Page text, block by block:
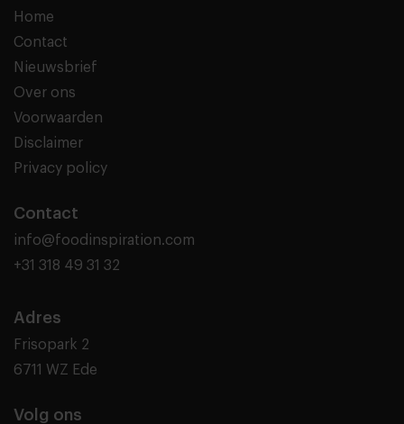
Home
Contact
Nieuwsbrief
Over ons
Voorwaarden
Disclaimer
Privacy policy
Contact
info@foodinspiration.com
+31 318 49 31 32
Adres
Frisopark 2
6711 WZ Ede
Volg ons